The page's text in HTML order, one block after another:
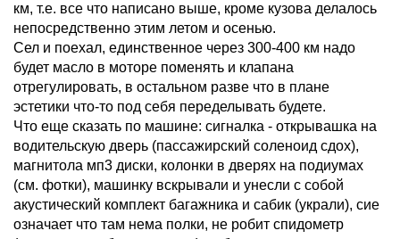
км, т.е. все что написано выше, кроме кузова делалось
непосредственно этим летом и осенью.
Сел и поехал, единственное через 300-400 км надо
будет масло в моторе поменять и клапана
отрегулировать, в остальном разве что в плане
эстетики что-то под себя переделывать будете.
Что еще сказать по машине: сигналка - открывашка на
водительскую дверь (пассажирский соленоид сдох),
магнитола мп3 диски, колонки в дверях на подиумах
(см. фотки), машинку вскрывали и унесли с собой
акустический комплект багажника и сабик (украли), сие
означает что там нема полки, не робит спидометр